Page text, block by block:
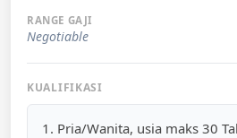
RANGE GAJI
Negotiable
KUALIFIKASI
1. Pria/Wanita, usia maks 30